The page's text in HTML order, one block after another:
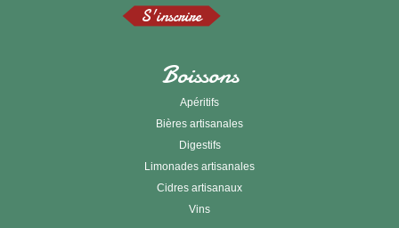
Boissons
Apéritifs
Bières artisanales
Digestifs
Limonades artisanales
Cidres artisanaux
Vins